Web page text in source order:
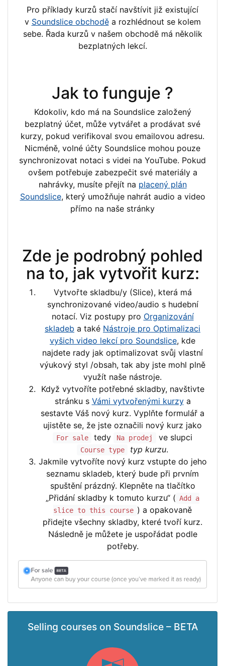
Pro příklady kurzů stačí navštívit již existující
v Soundslice obchoděa rozhlédnout se kolem
sebe. Řada kurzů v našem obchodě má několik
bezplatných lekcí.
Jak to funguje ?
Kdokoliv, kdo má na Soundslice založený
bezplatný účet, může vytvářet a prodávat své
kurzy, pokud verifikoval svou emailovou adresu.
Nicméně, volné účty Soundslice mohou pouze
synchronizovat notaci s videi na YouTube. Pokud
ovšem potřebuje zabezpečit své materiály a
nahrávky, musíte přejít na placený plán
Soundslice, který umožňuje nahrát audio a video
přímo na naše stránky
Zde je podrobný pohled
na to, jak vytvořit kurz:
Vytvořte skladbu/y (Slice), která má
synchronizované video/audio s hudební
notací. Viz postupy pro Organizování
skladeb a také Nástroje pro Optimalizaci
vyšich video lekcí pro Soundslice, kde
najdete rady jak optimalizovat svůj vlastní
výukový styl /obsah, tak aby jste mohl plně
využít naše nástroje.
Když vytvoříte potřebné skladby, navštivte
stránku s Vámi vytvořenými kurzya
sestavte Váš nový kurz. Vyplňte formulář a
ujistěte se, že jste označili nový kurz jako
For sale tedy Na prodej ve slupci
Course type typ kurzu.
Jakmile vytvoříte nový kurz vstupte do jeho
seznamu skladeb, který bude při prvním
spuštění prázdný. Klepněte na tlačítko
„Přidání skladby k tomuto kurzu“ ( Add a
slice to this course ) a opakovaně
přidejte všechny skladby, které tvoří kurz.
Následně je můžete je uspořádat podle
potřeby.
Selling courses on Soundslice – BETA